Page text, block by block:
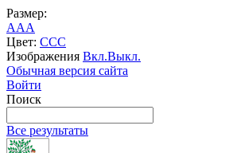
Размер:
AAA
Цвет: CCC
Изображения Вкл.Выкл.
Обычная версия сайта
Войти
Поиск
Все результаты